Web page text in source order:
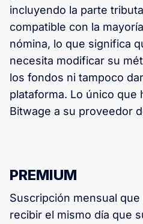
incluyendo la parte
compatible con la
nómina, lo que significa
necesita modificar su
los fondos ni tampoco
plataforma. Lo único que
Bitwage a su proveedor
PREMIUM
Suscripción mensual
recibir el mismo día que